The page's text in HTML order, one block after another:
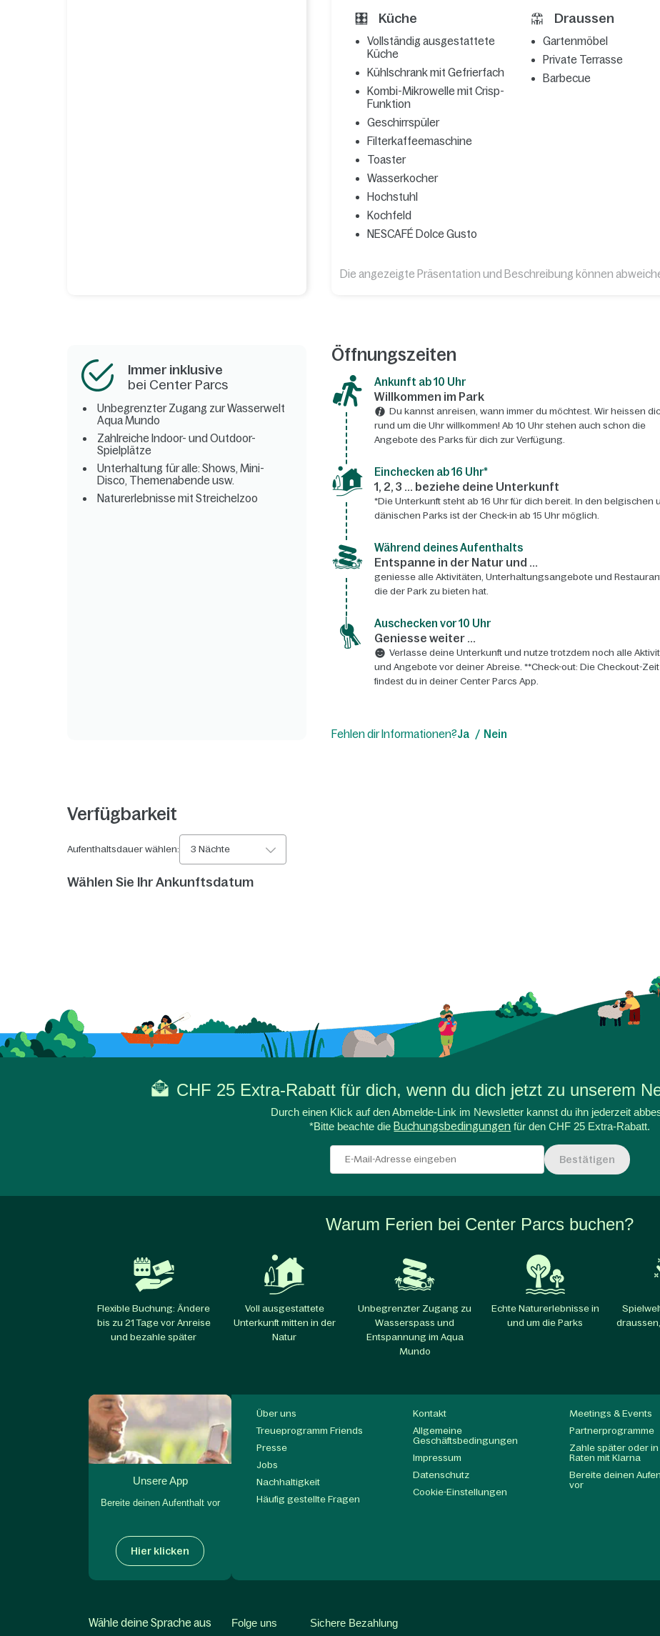
Küche
Vollständig ausgestattete
Küche
Kühlschrank mit Gefrierfach
Kombi-Mikrowelle mit Crisp-
Funktion
Geschirrspüler
Filterkaffeemaschine
Toaster
Wasserkocher
Hochstuhl
Kochfeld
NESCAFÉ Dolce Gusto
Draussen
Gartenmöbel
Private Terrasse
Barbecue
Die angezeigte Präsentation und Beschreibung können
Immer inklusive
bei Center Parcs
Unbegrenzter Zugang zur Wasserwelt
Aqua Mundo
Zahlreiche Indoor- und Outdoor-
Spielplätze
Unterhaltung für alle: Shows, Mini-
Disco, Themenabende usw.
Naturerlebnisse mit Streichelzoo
Öffnungszeiten
Ankunft ab 10 Uhr
Willkommen im Park
Du kannst anreisen, wann immer du möchtest. Wir heissen
rund um die Uhr willkommen! Ab 10 Uhr stehen auch schon die
Angebote des Parks für dich zur Verfügung.
Einchecken ab 16 Uhr*
1, 2, 3 ... beziehe deine Unterkunft
*Die Unterkunft steht ab 16 Uhr für dich bereit. In den belgischen
dänischen Parks ist der Check-in ab 15 Uhr möglich.
Während deines Aufenthalts
Entspanne in der Natur und ...
geniesse alle Aktivitäten, Unterhaltungsangebote und
die der Park zu bieten hat.
Auschecken vor 10 Uhr
Geniesse weiter ...
Verlasse deine Unterkunft und nutze trotzdem noch alle
und Angebote vor deiner Abreise. **Check-out: Die Checkout-Zeit
findest du in deiner Center Parcs App.
Fehlen dir Informationen?Ja Nein
Verfügbarkeit
Aufenthaltsdauer wählen: 3 Nächte
Wählen Sie Ihr Ankunftsdatum
CHF 25 Extra-Rabatt für dich, wenn du dich jetzt zu unserem
Durch einen Klick auf den Abmelde-Link im Newsletter kannst du ihn jederzeit
*Bitte beachte die Buchungsbedingungen für den CHF 25 Extra-Rabatt.
Bestätigen
Warum Ferien bei Center Parcs buchen?
Flexible Buchung: Ändere
bis zu 21 Tage vor Anreise
und bezahle später
Voll ausgestattete
Unterkunft mitten in der
Natur
Unbegrenzter Zugang zu
Wasserspass und
Entspannung im Aqua
Mundo​
Echte Naturerlebnisse in
und um die Parks​
Unsere App
Bereite deinen Aufenthalt vor
Hier klicken
Über uns
Treueprogramm Friends
Presse
Jobs
Nachhaltigkeit
Häufig gestellte Fragen
Kontakt
Allgemeine
Geschäftsbedingungen
Impressum
Datenschutz
Cookie-Einstellungen
Meetings & Events
Partnerprogramme
Zahle später oder in
Raten mit Klarna
Bereite deinen
vor
Wähle deine Sprache aus Folge uns Sichere Bezahlung